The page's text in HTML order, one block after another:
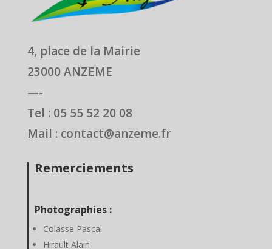
4, place de la Mairie
23000 ANZEME
—-
Tel : 05 55 52 20 08
Mail : contact@anzeme.fr
Remerciements
Photographies :
Colasse Pascal
Hirault Alain